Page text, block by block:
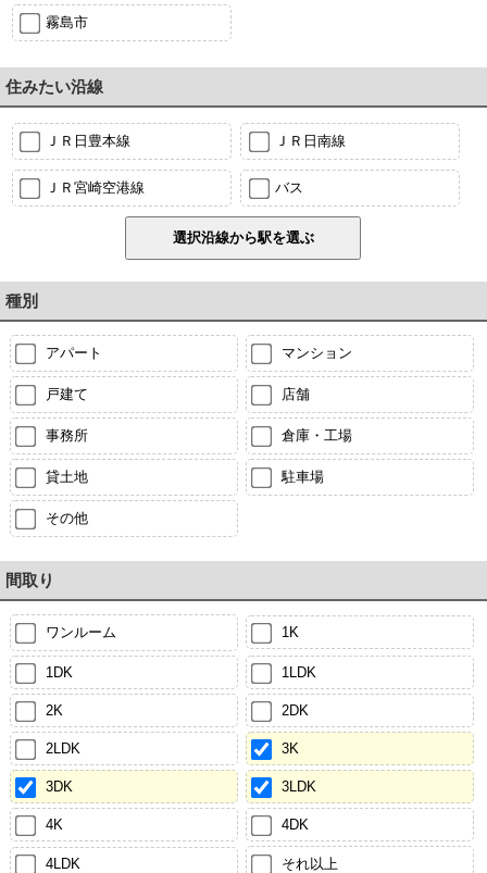
霧島市
住みたい沿線
ＪＲ日豊本線 ＪＲ日南線
ＪＲ宮崎空港線 バス
種別
アパート マンション
戸建て 店舗
事務所 倉庫・工場
貸土地 駐車場
その他
間取り
ワンルーム 1K
1DK 1LDK
2K 2DK
2LDK 3K
3DK 3LDK
4K 4DK
4LDK それ以上